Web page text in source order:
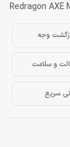
Redragon AXE
وجه
و سلامت
سریع